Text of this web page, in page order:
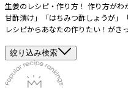
生姜のレシピ・作り方！ 作り方が
甘酢漬け」「はちみつ酢しょうが」
レシピからあなたの作りたい！がき
絞り込み検索